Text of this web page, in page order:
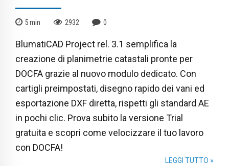
5min 2932 0
BlumatiCAD Project rel. 3.1 semplifica la
creazione di planimetrie catastali pronte per
DOCFA grazie al nuovo modulo dedicato. Con
cartigli preimpostati, disegno rapido dei vani ed
esportazione DXF diretta, rispetti gli standard AE
in pochi clic. Prova subito la versione Trial
gratuita e scopri come velocizzare il tuo lavoro
con DOCFA!
LEGGI TUTTO »